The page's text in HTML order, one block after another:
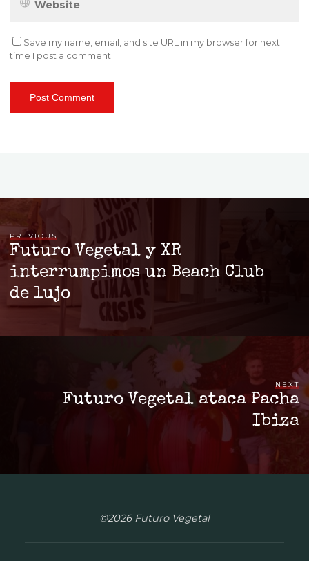
Save my name, email, and site URL in my browser for next
time I post a comment.
PREVIOUS
Futuro Vegetal y XR
interrumpimos un Beach Club
de lujo
NEXT
Futuro Vegetal ataca Pacha
Ibiza
©2026 Futuro Vegetal